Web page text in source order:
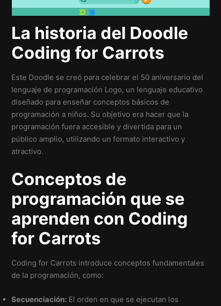
La historia del Doodle
Coding for Carrots
Este Doodle se creó para celebrar el 50 aniversario del
lenguaje de programación Logo, un lenguaje educativo
diseñado para enseñar conceptos básicos de
programación a niños. Su objetivo era hacer que la
programación fuera accesible y divertida para un
público amplio, utilizando un formato interactivo y
atractivo.
Conceptos de
programación que se
aprenden con Coding
for Carrots
Coding for Carrots introduce conceptos fundamentales
de la programación, como:
Secuenciación: El orden en que se ejecutan los